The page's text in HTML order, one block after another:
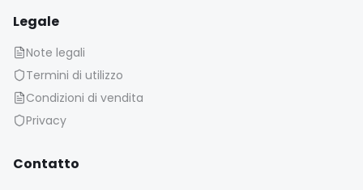
Legale
Note legali
Termini di utilizzo
Condizioni di vendita
Privacy
Contatto